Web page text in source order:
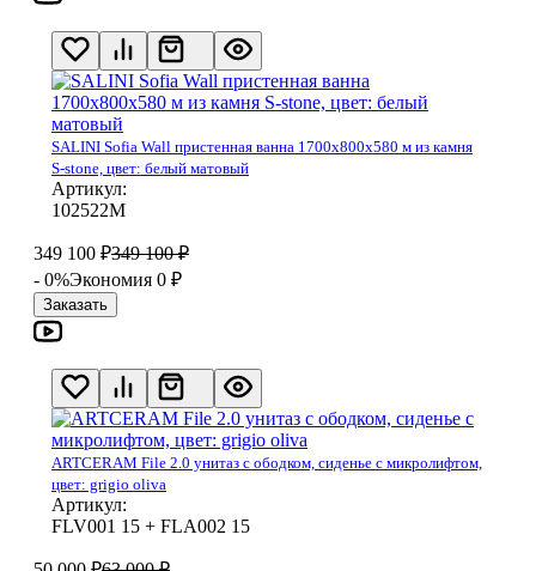
SALINI Sofia Wall пристенная ванна 1700х800х580 м из камня
S-stone, цвет: белый матовый
Артикул:
102522М
349 100 ₽349 100 ₽
- 0%Экономия 0 ₽
Заказать
ARTCERAM File 2.0 унитаз с ободком, сиденье с микролифтом,
цвет: grigio oliva
Артикул:
FLV001 15 + FLA002 15